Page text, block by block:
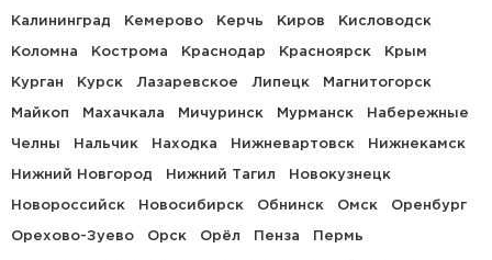
Калининград Кемерово Керчь Киров Кисловодск
Коломна Кострома Краснодар Красноярск Крым
Курган Курск Лазаревское Липецк Магнитогорск
Майкоп Махачкала Мичуринск Мурманск Набережные
Челны Нальчик Находка Нижневартовск Нижнекамск
Нижний Новгород Нижний Тагил Новокузнецк
Новороссийск Новосибирск Обнинск Омск Оренбург
Орехово-Зуево Орск Орёл Пенза Пермь